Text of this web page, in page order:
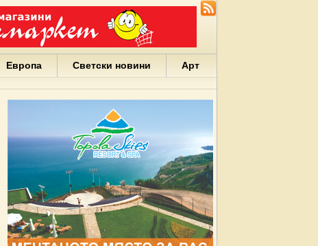
Европа Светски новини Арт